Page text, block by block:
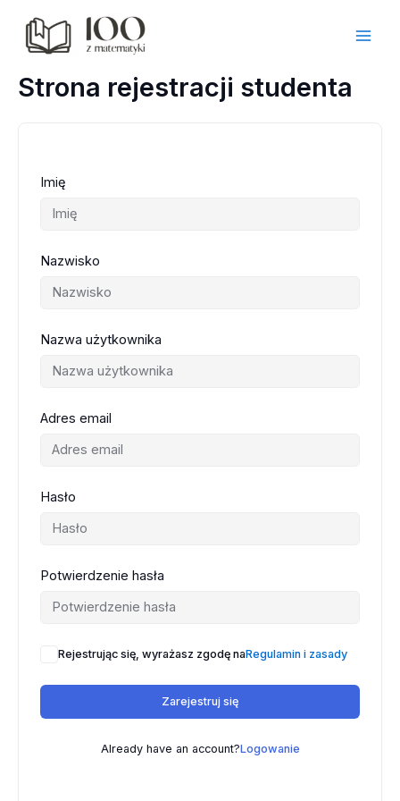
treści
Strona rejestracji studenta
Imię
Nazwisko
Nazwa użytkownika
Adres email
Hasło
Potwierdzenie hasła
Rejestrując się, wyrażasz zgodę naRegulamin i zasady
Zarejestruj się
Already have an account?Logowanie